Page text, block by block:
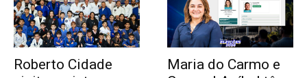
Roberto Cidade
Maria do Carmo e